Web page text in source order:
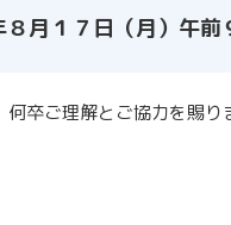
月１７日（月）午前
卒ご理解とご協力を賜り